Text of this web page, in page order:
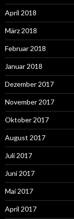
April 2018
März 2018
Februar 2018
Januar 2018
Dezember 2017
November 2017
Oktober 2017
August 2017
Juli 2017
Juni 2017
Mai 2017
April 2017